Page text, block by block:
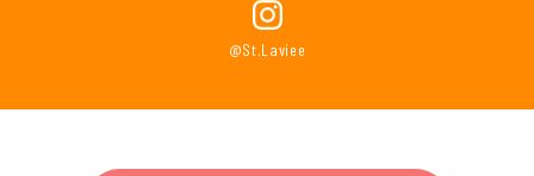
@St.Laviee